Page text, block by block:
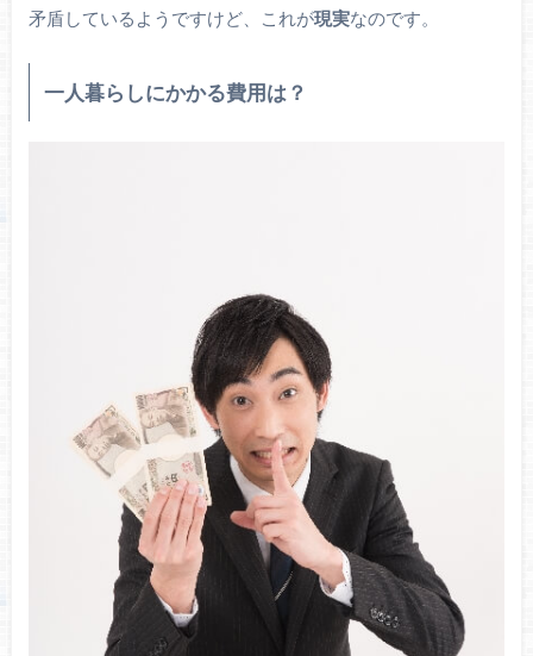
矛盾しているようですけど、これが現実なのです。
一人暮らしにかかる費用は？